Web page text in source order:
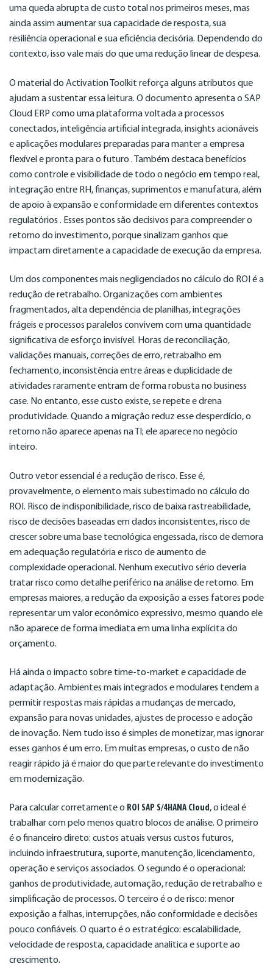
uma queda abrupta de custo total nos primeiros meses, mas
ainda assim aumentar sua capacidade de resposta, sua
resiliência operacional e sua eficiência decisória. Dependendo do
contexto, isso vale mais do que uma redução linear de despesa.
O material do Activation Toolkit reforça alguns atributos que
ajudam a sustentar essa leitura. O documento apresenta o SAP
Cloud ERP como uma plataforma voltada a processos
conectados, inteligência artificial integrada, insights acionáveis
e aplicações modulares preparadas para manter a empresa
flexível e pronta para o futuro . Também destaca benefícios
como controle e visibilidade de todo o negócio em tempo real,
integração entre RH, finanças, suprimentos e manufatura, além
de apoio à expansão e conformidade em diferentes contextos
regulatórios . Esses pontos são decisivos para compreender o
retorno do investimento, porque sinalizam ganhos que
impactam diretamente a capacidade de execução da empresa.
Um dos componentes mais negligenciados no cálculo do ROI é a
redução de retrabalho. Organizações com ambientes
fragmentados, alta dependência de planilhas, integrações
frágeis e processos paralelos convivem com uma quantidade
significativa de esforço invisível. Horas de reconciliação,
validações manuais, correções de erro, retrabalho em
fechamento, inconsistência entre áreas e duplicidade de
atividades raramente entram de forma robusta no business
case. No entanto, esse custo existe, se repete e drena
produtividade. Quando a migração reduz esse desperdício, o
retorno não aparece apenas na TI; ele aparece no negócio
inteiro.
Outro vetor essencial é a redução de risco. Esse é,
provavelmente, o elemento mais subestimado no cálculo do
ROI. Risco de indisponibilidade, risco de baixa rastreabilidade,
risco de decisões baseadas em dados inconsistentes, risco de
crescer sobre uma base tecnológica engessada, risco de demora
em adequação regulatória e risco de aumento de
complexidade operacional. Nenhum executivo sério deveria
tratar risco como detalhe periférico na análise de retorno. Em
empresas maiores, a redução da exposição a esses fatores pode
representar um valor econômico expressivo, mesmo quando ele
não aparece de forma imediata em uma linha explícita do
orçamento.
Há ainda o impacto sobre time-to-market e capacidade de
adaptação. Ambientes mais integrados e modulares tendem a
permitir respostas mais rápidas a mudanças de mercado,
expansão para novas unidades, ajustes de processo e adoção
de inovação. Nem tudo isso é simples de monetizar, mas ignorar
esses ganhos é um erro. Em muitas empresas, o custo de não
reagir rápido já é maior do que parte relevante do investimento
em modernização.
Para calcular corretamente o ROI SAP S/4HANA Cloud, o ideal é
trabalhar com pelo menos quatro blocos de análise. O primeiro
é o financeiro direto: custos atuais versus custos futuros,
incluindo infraestrutura, suporte, manutenção, licenciamento,
operação e serviços associados. O segundo é o operacional:
ganhos de produtividade, automação, redução de retrabalho e
simplificação de processos. O terceiro é o de risco: menor
exposição a falhas, interrupções, não conformidade e decisões
pouco confiáveis. O quarto é o estratégico: escalabilidade,
velocidade de resposta, capacidade analítica e suporte ao
crescimento.